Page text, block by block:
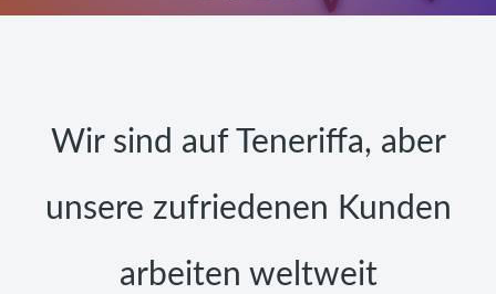
Wir sind auf Teneriffa, aber
unsere zufriedenen Kunden
arbeiten weltweit